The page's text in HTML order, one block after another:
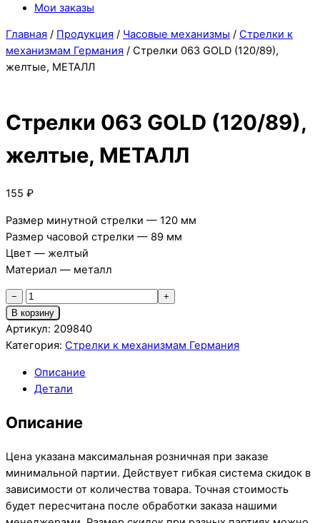
Мои заказы
Close
Menu
Close
Cart
Главная / Продукция / Часовые механизмы / Стрелки к
механизмам Германия / Стрелки 063 GOLD (120/89),
желтые, МЕТАЛЛ
Стрелки 063 GOLD (120/89),
желтые, МЕТАЛЛ
155 ₽
Размер минутной стрелки — 120 мм
Размер часовой стрелки — 89 мм
Цвет — желтый
Материал — металл
−
Количество
товара
Стрелки
063
(120/89),
желтые,
+
В корзину
Артикул: 209840
Категория: Стрелки к механизмам Германия
Описание
Детали
Описание
Цена указана максимальная розничная при заказе
минимальной партии. Действует гибкая система скидок в
зависимости от количества товара. Точная стоимость
будет пересчитана после обработки заказа нашими